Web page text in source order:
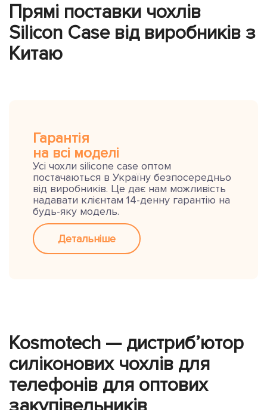
Прямі поставки чохлів
Silicon Case від виробників з
Китаю
Гарантія
на всі моделі
Усі чохли silicone case оптом
постачаються в Україну безпосередньо
від виробників. Це дає нам можливість
надавати клієнтам 14-денну гарантію на
будь-яку модель.
Детальніше
Kosmotech — дистриб’ютор
силіконових чохлів для
телефонів для оптових